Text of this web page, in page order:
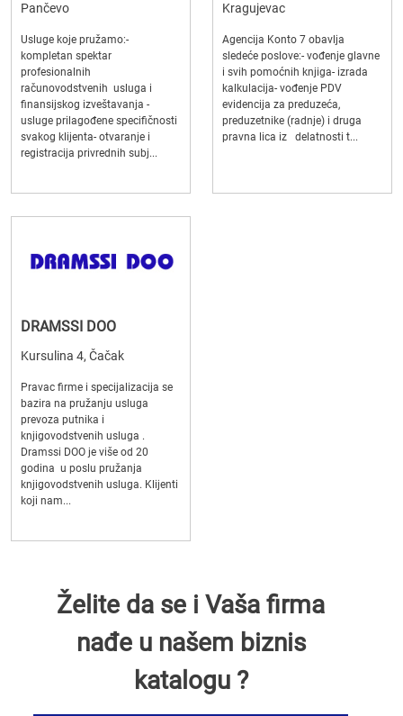
Pančevo
Usluge koje pružamo:-
kompletan spektar
profesionalnih
računovodstvenih usluga i
finansijskog izveštavanja -
usluge prilagođene specifičnosti
svakog klijenta- otvaranje i
registracija privrednih subj...
Kragujevac
Agencija Konto 7 obavlja
sledeće poslove:- vođenje glavne
i svih pomoćnih knjiga- izrada
kalkulacija- vođenje PDV
evidencija za preduzeća,
preduzetnike (radnje) i druga
pravna lica iz delatnosti t...
DRAMSSI DOO
Kursulina 4, Čačak
Pravac firme i specijalizacija se
bazira na pružanju usluga
prevoza putnika i
knjigovodstvenih usluga .
Dramssi DOO je više od 20
godina u poslu pružanja
knjigovodstvenih usluga. Klijenti
koji nam...
Želite da se i Vaša firma
nađe u našem biznis
katalogu ?